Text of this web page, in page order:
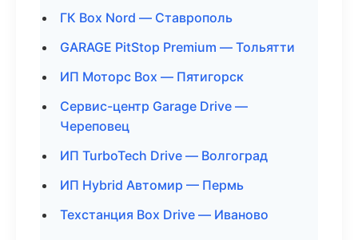
ГК Box Nord — Ставрополь
GARAGE PitStop Premium — Тольятти
ИП Моторс Box — Пятигорск
Сервис-центр Garage Drive —
Череповец
ИП TurboTech Drive — Волгоград
ИП Hybrid Автомир — Пермь
Техстанция Box Drive — Иваново